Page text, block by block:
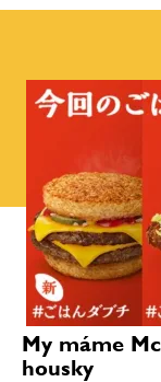
My máme
housky